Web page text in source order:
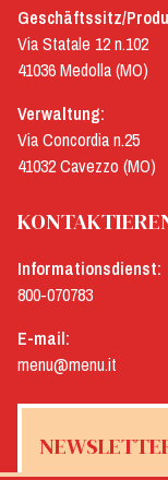
Geschäftssitz/
Via Statale 12 n.102
41036 Medolla (MO)
Verwaltung:
Via Concordia n.25
41032 Cavezzo (MO)
Informationsdienst:
800-070783
E-mail:
menu@menu.it